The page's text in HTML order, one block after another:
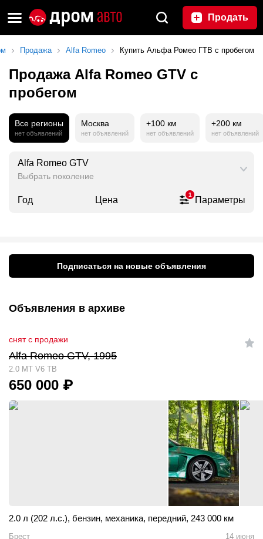
Продать
Продажа Alfa Romeo Купить Альфа Ромео ГТВ с пробегом
Продажа Alfa Romeo GTV с
пробегом
Все регионы
нет объявлений
Москва
нет объявлений
+100 км
нет объявлений
+200 км
нет объявлений
Alfa Romeo GTV
Выбрать поколение
Год Цена 1 Параметры
Подписаться на новые объявления
Объявления в архиве
снят с продажи
Alfa Romeo GTV, 1995
2.0 MT V6 TB
650 000 ₽
2.0 л (202 л.с.), бензин, механика, передний, 243 000 км
Брест 14 июня